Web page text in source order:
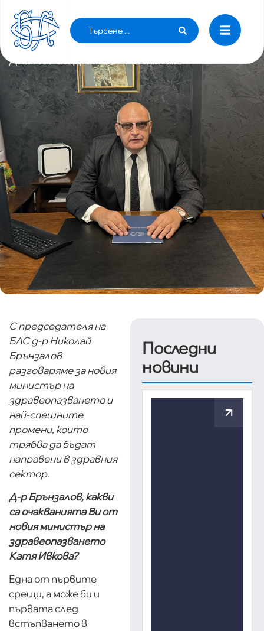
Д-Р БРЪНЗАЛОВ: ОЧАКВАМЕ С МИНИСТЪР
ИВКОВА ДА ПРОДЪЛЖИМ АКТИВНИЯ
ДИАЛОГ В ЗДРАВЕОПАЗВАНЕТО
С председателя на
БЛС д-р Николай
Брънзалов
разговаряме за новия
министър на
здравеопазването и
най-спешните
промени, които
трябва да бъдат
направени в здравния
сектор.
Д-р Брънзалов, какви
са очакванията Ви от
новия министър на
здравеопазването
Катя Ивкова?
Една от първите
срещи, а може би и
първата след
встъпването в
Последни
новини